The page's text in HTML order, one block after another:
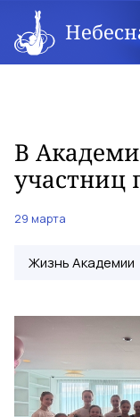
В
участниц
29 марта
Жизнь Академии